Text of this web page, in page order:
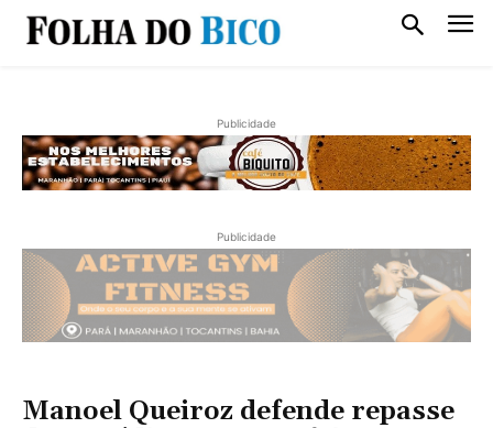
Publicidade
Publicidade
Manoel Queiroz defende repasse